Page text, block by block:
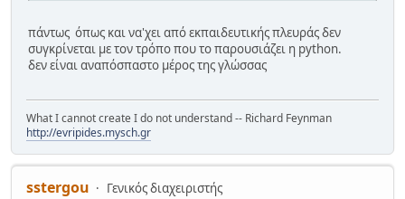
πάντως όπως και να'χει από εκπαιδευτικής πλευράς δεν
συγκρίνεται με τον τρόπο που το παρουσιάζει η python.
δεν είναι αναπόσπαστο μέρος της γλώσσας
What I cannot create I do not understand -- Richard Feynman
http://evripides.mysch.gr
sstergou
Γενικός διαχειριστής